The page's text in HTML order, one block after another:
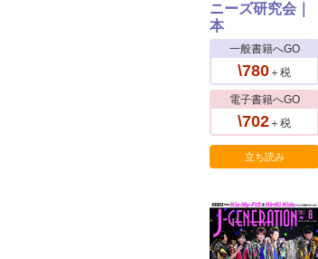
ニーズ研究会｜
本
一般書籍へGO
\780 ＋税
電子書籍へGO
\702 ＋税
立ち読み